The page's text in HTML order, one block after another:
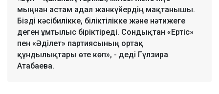
мыңнан астам адал жанкүйердің мақтанышы.
Бізді кәсібилікке, біліктілікке және нәтижеге
деген ұмтылыс біріктіреді. Сондықтан «Ертіс»
пен «Әділет» партиясының ортақ
құндылықтары өте көп», - деді Гүлзира
Атабаева.